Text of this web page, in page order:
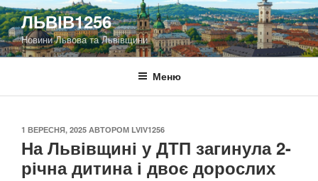
Перейти
до
вмісту
ЛЬВІВ1256
Новини Львова та Львівщини
Меню
ОПУБЛІКОВАНО
1 ВЕРЕСНЯ, 2025 АВТОРОМ LVIV1256
На Львівщині у ДТП загинула 2-
річна дитина і двоє дорослих